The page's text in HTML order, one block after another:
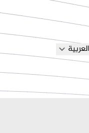
العربية